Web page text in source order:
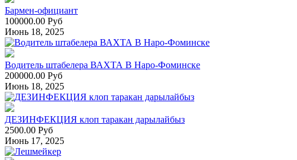
Бармен-официант
100000.00 Руб
Июнь 18, 2025
Водитель штабелера ВАХТА В Наро-Фоминске
200000.00 Руб
Июнь 18, 2025
ДЕЗИНФЕКЦИЯ клоп таракан дарылайбыз
2500.00 Руб
Июнь 17, 2025